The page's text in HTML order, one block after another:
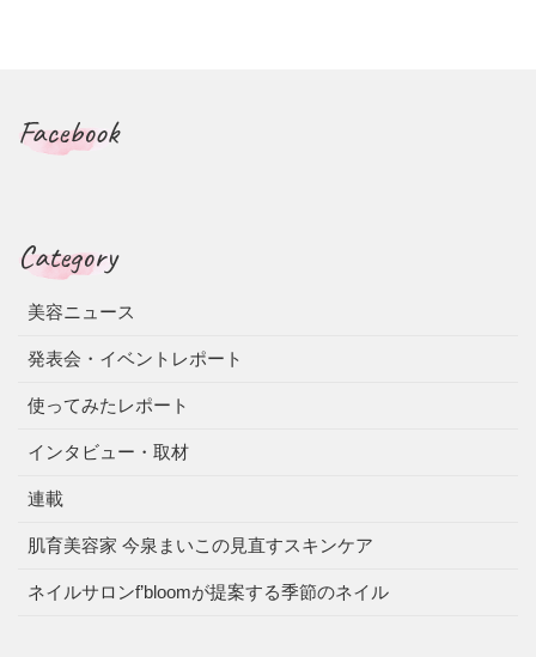
Facebook
Category
美容ニュース
発表会・イベントレポート
使ってみたレポート
インタビュー・取材
連載
肌育美容家 今泉まいこの見直すスキンケア
ネイルサロンf’bloomが提案する季節のネイル